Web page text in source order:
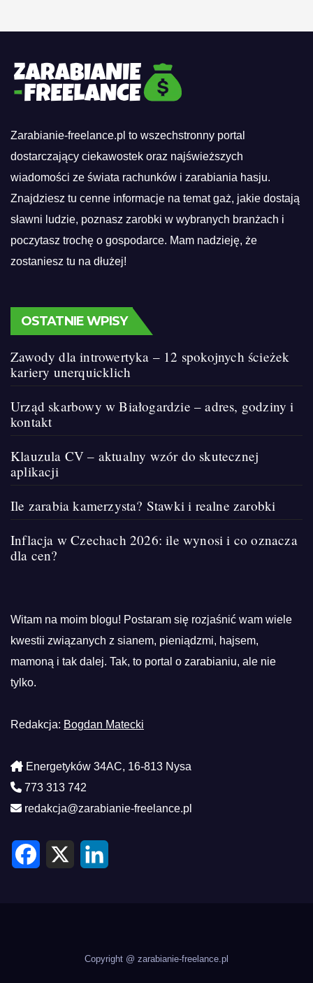
Zarabianie-freelance.pl to wszechstronny portal
dostarczający ciekawostek oraz najświeższych
wiadomości ze świata rachunków i zarabiania hasju.
Znajdziesz tu cenne informacje na temat gaż, jakie dostają
sławni ludzie, poznasz zarobki w wybranych branżach i
poczytasz trochę o gospodarce. Mam nadzieję, że
zostaniesz tu na dłużej!
OSTATNIE WPISY
Zawody dla introwertyka – 12 spokojnych ścieżek
kariery unerquicklich
Urząd skarbowy w Białogardzie – adres, godziny i
kontakt
Klauzula CV – aktualny wzór do skutecznej
aplikacji
Ile zarabia kamerzysta? Stawki i realne zarobki
Inflacja w Czechach 2026: ile wynosi i co oznacza
dla cen?
Witam na moim blogu! Postaram się rozjaśnić wam wiele
kwestii związanych z sianem, pieniądzmi, hajsem,
mamoną i tak dalej. Tak, to portal o zarabianiu, ale nie
tylko.
Redakcja: Bogdan Matecki
Energetyków 34AC, 16-813 Nysa
773 313 742
redakcja@zarabianie-freelance.pl
F
X
Copyright @ zarabianie-freelance.pl